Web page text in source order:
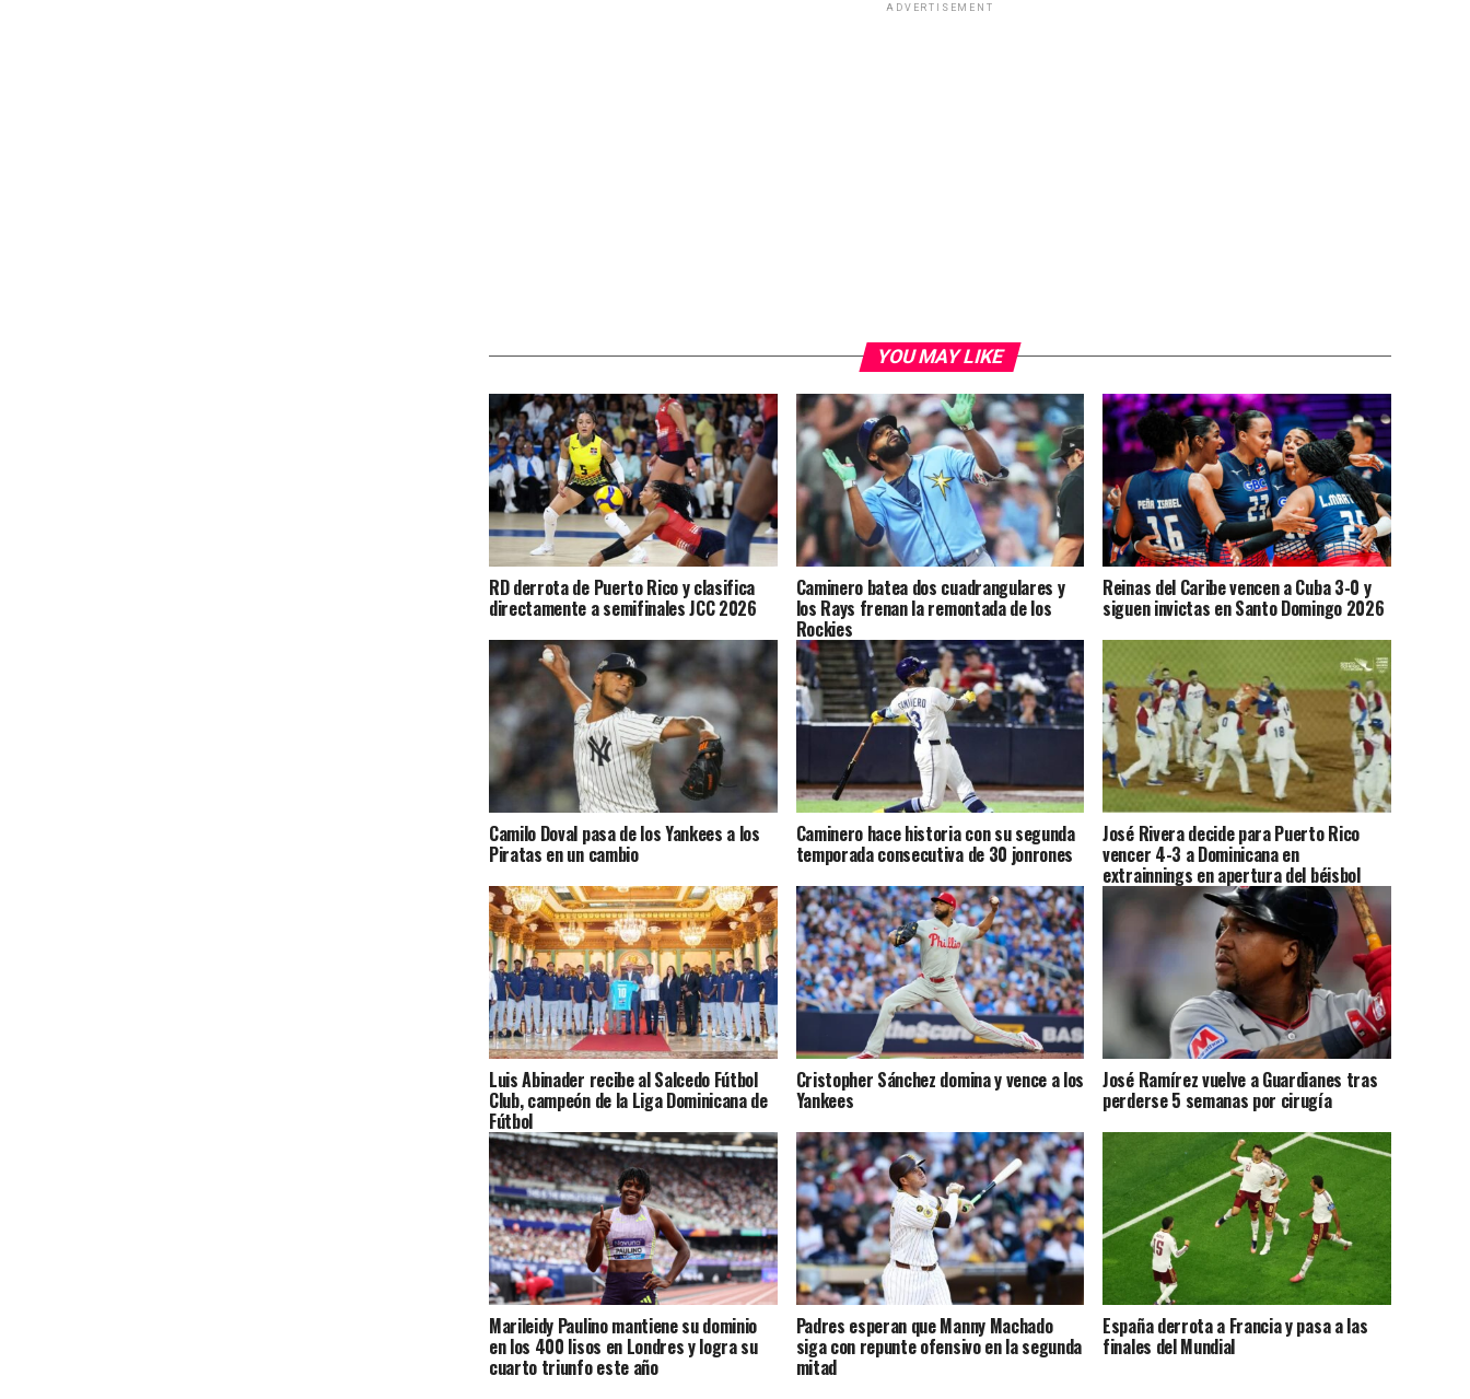
ADVERTISEMENT
YOU MAY LIKE
RD derrota de Puerto Rico y clasifica
directamente a semifinales JCC 2026
Caminero batea dos cuadrangulares y
los Rays frenan la remontada de los
Rockies
Reinas del Caribe vencen a Cuba 3-0 y
siguen invictas en Santo Domingo 2026
Camilo Doval pasa de los Yankees a los
Piratas en un cambio
Caminero hace historia con su segunda
temporada consecutiva de 30 jonrones
José Rivera decide para Puerto Rico
vencer 4-3 a Dominicana en
extrainnings en apertura del béisbol
centroamericano
Luis Abinader recibe al Salcedo Fútbol
Club, campeón de la Liga Dominicana de
Fútbol
Cristopher Sánchez domina y vence a los
Yankees
José Ramírez vuelve a Guardianes tras
perderse 5 semanas por cirugía
Marileidy Paulino mantiene su dominio
en los 400 lisos en Londres y logra su
cuarto triunfo este año
Padres esperan que Manny Machado
siga con repunte ofensivo en la segunda
mitad
España derrota a Francia y pasa a las
finales del Mundial